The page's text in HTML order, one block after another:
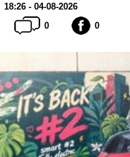
18:26 - 04-08-2026
0
0